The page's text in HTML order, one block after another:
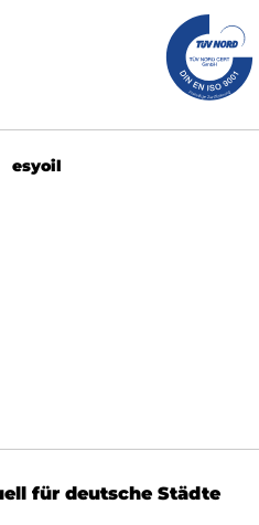
esyoil
für deutsche Städte